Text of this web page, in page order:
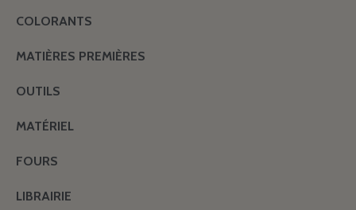
COLORANTS
MATIÈRES PREMIÈRES
OUTILS
MATÉRIEL
FOURS
LIBRAIRIE